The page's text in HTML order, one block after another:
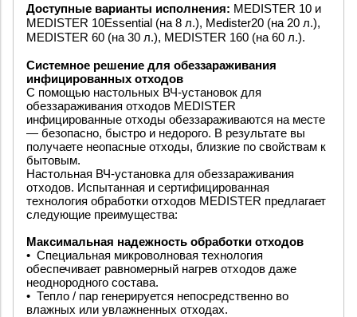
Доступные варианты исполнения: MEDISTER 10 и
MEDISTER 10Essential (на 8 л.), Medister20 (на 20 л.),
MEDISTER 60 (на 30 л.), MEDISTER 160 (на 60 л.).
Системное решение для обеззараживания
инфицированных отходов
С помощью настольных ВЧ-установок для
обеззараживания отходов MEDISTER
инфицированные отходы обеззараживаются на месте
— безопасно, быстро и недорого. В результате вы
получаете неопасные отходы, близкие по свойствам к
бытовым.
Настольная ВЧ-установка для обеззараживания
отходов. Испытанная и сертифицированная
технология обработки отходов MEDISTER предлагает
следующие преимущества:
Максимальная надежность обработки отходов
• Специальная микроволновая технология
обеспечивает равномерный нагрев отходов даже
неоднородного состава.
• Тепло / пар генерируется непосредственно во
влажных или увлажненных отходах.